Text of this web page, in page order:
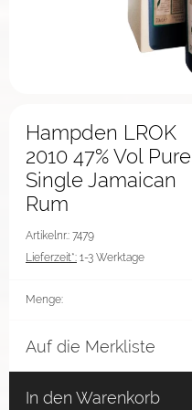
Hampden LROK
2010 47% Vol Pure
Single Jamaican
Rum
Artikelnr.: 7479
Lieferzeit*: 1-3 Werktage
Menge:
Auf die Merkliste
In den Warenkorb